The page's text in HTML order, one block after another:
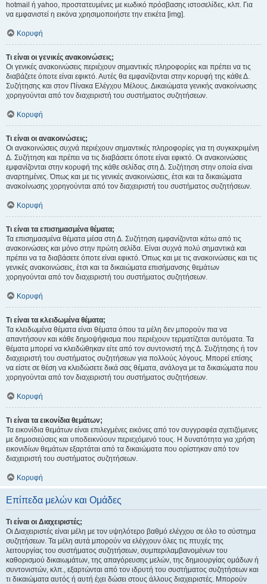
hotmail ή yahoo, προστατευμένες με κωδικό πρόσβασης ιστοσελίδες, κλπ. Για
να εμφανιστεί η εικόνα χρησιμοποιήστε την ετικέτα [img].
Κορυφή
Τι είναι οι γενικές ανακοινώσεις;
Οι γενικές ανακοινώσεις περιέχουν σημαντικές πληροφορίες και πρέπει να τις
διαβάζετε όποτε είναι εφικτό. Αυτές θα εμφανίζονται στην κορυφή της κάθε Δ.
Συζήτησης και στον Πίνακα Ελέγχου Μέλους. Δικαιώματα γενικής ανακοίνωσης
χορηγούνται από τον διαχειριστή του συστήματος συζητήσεων.
Κορυφή
Τι είναι οι ανακοινώσεις;
Οι ανακοινώσεις συχνά περιέχουν σημαντικές πληροφορίες για τη συγκεκριμένη
Δ. Συζήτηση και πρέπει να τις διαβάσετε όποτε είναι εφικτό. Οι ανακοινώσεις
εμφανίζονται στην κορυφή της κάθε σελίδας στη Δ. Συζήτηση στην οποία είναι
αναρτημένες. Όπως και με τις γενικές ανακοινώσεις, έτσι και τα δικαιώματα
ανακοίνωσης χορηγούνται από τον διαχειριστή του συστήματος συζητήσεων.
Κορυφή
Τι είναι τα επισημασμένα θέματα;
Τα επισημασμένα θέματα μέσα στη Δ. Συζήτηση εμφανίζονται κάτω από τις
ανακοινώσεις και μόνο στην πρώτη σελίδα. Είναι συχνά πολύ σημαντικά και
πρέπει να τα διαβάσετε όποτε είναι εφικτό. Όπως και με τις ανακοινώσεις και τις
γενικές ανακοινώσεις, έτσι και τα δικαιώματα επισήμανσης θεμάτων
χορηγούνται από τον διαχειριστή του συστήματος συζητήσεων.
Κορυφή
Τι είναι τα κλειδωμένα θέματα;
Τα κλειδωμένα θέματα είναι θέματα όπου τα μέλη δεν μπορούν πια να
απαντήσουν και κάθε δημοψήφισμα που περιέχουν τερματίζεται αυτόματα. Τα
θέματα μπορεί να κλειδώθηκαν είτε από τον συντονιστή της Δ. Συζήτησης ή τον
διαχειριστή του συστήματος συζητήσεων για πολλούς λόγους. Μπορεί επίσης
να είστε σε θέση να κλειδώσετε δικά σας θέματα, ανάλογα με τα δικαιώματα που
χορηγούνται από τον διαχειριστή του συστήματος συζητήσεων.
Κορυφή
Τι είναι τα εικονίδια θεμάτων;
Τα εικονίδια θεμάτων είναι επιλεγμένες εικόνες από τον συγγραφέα σχετιζόμενες
με δημοσιεύσεις και υποδεικνύουν περιεχόμενό τους. Η δυνατότητα για χρήση
εικονιδίων θεμάτων εξαρτάται από τα δικαιώματα που ορίστηκαν από τον
διαχειριστή του συστήματος συζητήσεων.
Κορυφή
Επίπεδα μελών και Ομάδες
Τι είναι οι Διαχειριστές;
Οι Διαχειριστές είναι μέλη με τον υψηλότερο βαθμό ελέγχου σε όλο το σύστημα
συζητήσεων. Τα μέλη αυτά μπορούν να ελέγχουν όλες τις πτυχές της
λειτουργίας του συστήματος συζητήσεων, συμπεριλαμβανομένων του
καθορισμού δικαιωμάτων, της απαγόρευσης μελών, της δημιουργίας ομάδων ή
συντονιστών, κλπ., εξαρτώνται από τον ιδρυτή του συστήματος συζητήσεων και
τι δικαιώματα αυτός ή αυτή έχει δώσει στους άλλους διαχειριστές. Μπορούν